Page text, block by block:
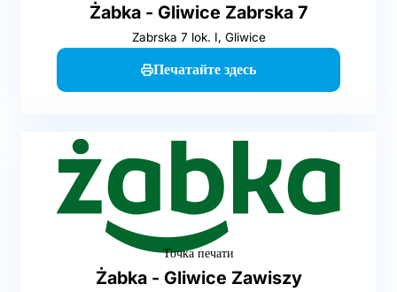
Żabka - Gliwice Zabrska 7
Zabrska 7 lok. I, Gliwice
Печатайте здесь
Точка печати
Żabka - Gliwice Zawiszy